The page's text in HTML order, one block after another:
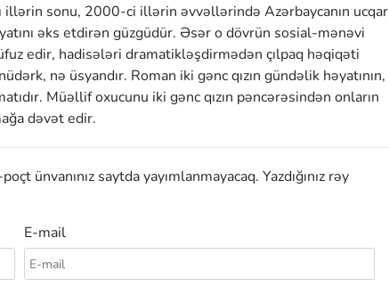
illərin sonu, 2000-ci illərin əvvəllərində Azərbaycanın ucqar
əks etdirən güzgüdür. Əsər o dövrün sosial-mənəvi
edir, hadisələri dramatikləşdirmədən çılpaq həqiqəti
nə üsyandır. Roman iki gənc qızın gündəlik həyatının,
Müəllif oxucunu iki gənc qızın pəncərəsindən onların
dəvət edir.
ünvanınız saytda yayımlanmayacaq. Yazdığınız rəy
E-mail